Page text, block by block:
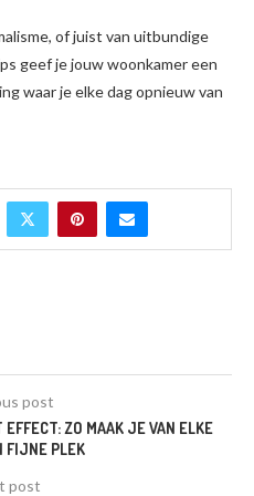
of juist van uitbundige
geef je jouw woonkamer een
waar je elke dag opnieuw van
post
EFFECT: ZO MAAK JE VAN ELKE
FIJNE PLEK
post